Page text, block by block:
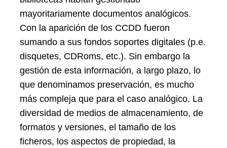
mayoritariamente documentos analógicos.
Con la aparición de los CCDD fueron
sumando a sus fondos soportes digitales (p.e.
disquetes, CDRoms, etc.). Sin embargo la
gestión de esta información, a largo plazo, lo
que denominamos preservación, es mucho
más compleja que para el caso analógico. La
diversidad de medios de almacenamiento, de
formatos y versiones, el tamaño de los
ficheros, los aspectos de propiedad, la